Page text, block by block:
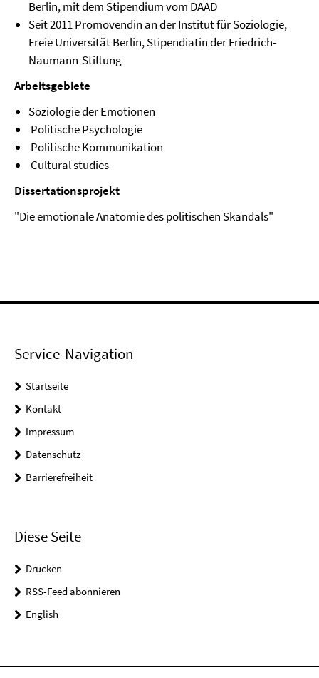
Berlin, mit dem Stipendium vom DAAD
Seit 2011 Promovendin an der Institut für Soziologie,
Freie Universität Berlin, Stipendiatin der Friedrich-
Naumann-Stiftung
Arbeitsgebiete
Soziologie der Emotionen
Politische Psychologie
Politische Kommunikation
Cultural studies
Dissertationsprojekt
"Die emotionale Anatomie des politischen Skandals"
Service-Navigation
Startseite
Kontakt
Impressum
Datenschutz
Barrierefreiheit
Diese Seite
Drucken
RSS-Feed abonnieren
English